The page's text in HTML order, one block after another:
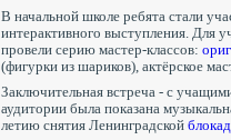
В начальной школе ребята стали
интерактивного выступления. Для
провели серию мастер-классов:
(фигурки из шариков), актёрское
Заключительная встреча - с
аудитории была показана
летию снятия Ленинградской